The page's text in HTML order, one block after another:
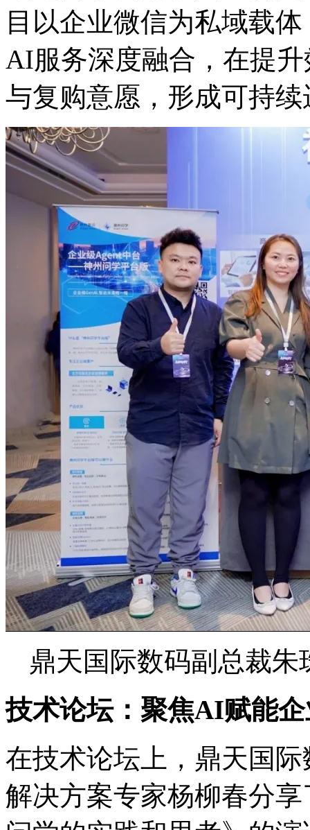
目以企业微信为私域载体
AI服务深度融合，在
与复购意愿，形成可持
鼎天国际数码副总裁
技术论坛：聚焦AI赋能
在技术论坛上，鼎天
解决方案专家杨柳春分